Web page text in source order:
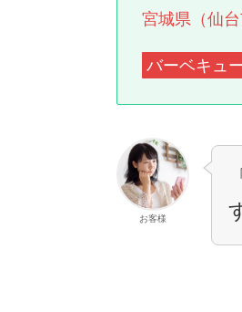
宮城県（仙
バーベキュ
お客様